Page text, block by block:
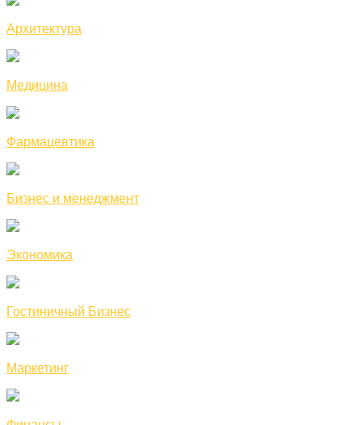
Архитектура
Медицина
Фармацевтика
Бизнес и менеджмент
Экономика
Гостиничный Бизнес
Маркетинг